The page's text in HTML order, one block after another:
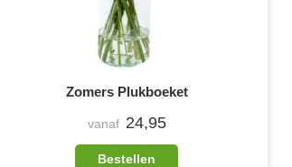
Zomers Plukboeket
vanaf 24,95
Bestellen